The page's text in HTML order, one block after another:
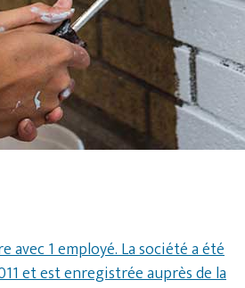
1 employé. La société a été
et est enregistrée auprès de la